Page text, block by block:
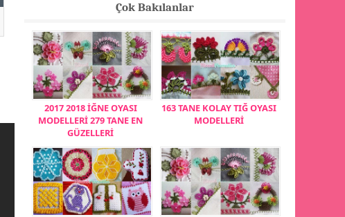
Çok Bakılanlar
2017 2018 İĞNE OYASI
MODELLERİ 279 TANE EN
GÜZELLERİ
163 TANE KOLAY TIĞ OYASI
MODELLERİ